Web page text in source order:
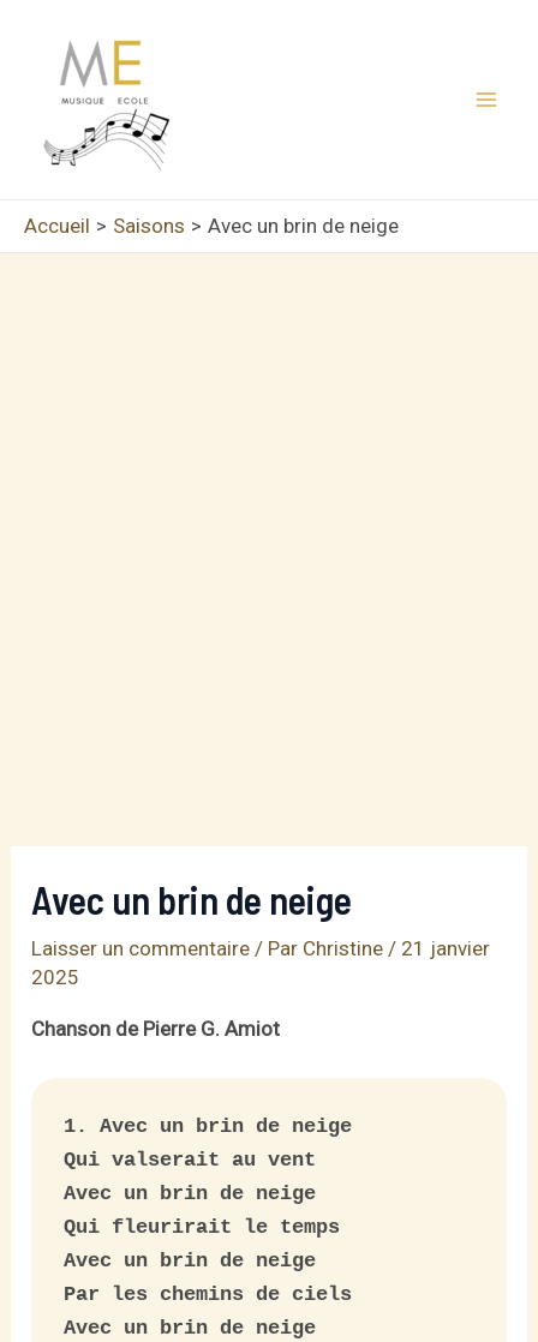
contenu
Accueil Saisons Avec un brin de neige
Avec un brin de neige
Laisser un commentaire / Par Christine/ 21 janvier
2025
Chanson de Pierre G. Amiot
1. Avec un brin de neige
Qui valserait au vent
Avec un brin de neige
Qui fleurirait le temps
Avec un brin de neige
Par les chemins de ciels
Avec un brin de neige